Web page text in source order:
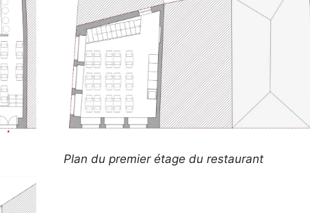
Plan du premier étage du restaurant